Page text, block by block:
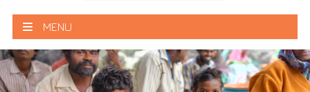
MENU